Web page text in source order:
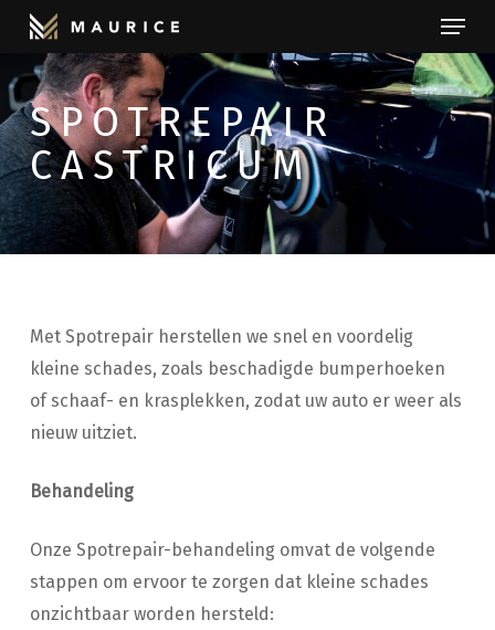
Skip
main
content
Menu
SPOTREPAIR
CASTRICUM
Met Spotrepair herstellen we snel en voordelig
kleine schades, zoals beschadigde bumperhoeken
of schaaf- en krasplekken, zodat uw auto er weer als
nieuw uitziet.
Behandeling
Onze Spotrepair-behandeling omvat de volgende
stappen om ervoor te zorgen dat kleine schades
onzichtbaar worden hersteld:
Close
Menu